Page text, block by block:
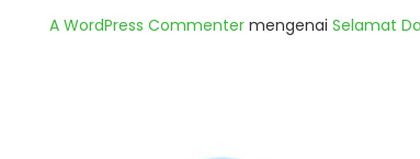
A WordPress Commenter mengenai Selamat